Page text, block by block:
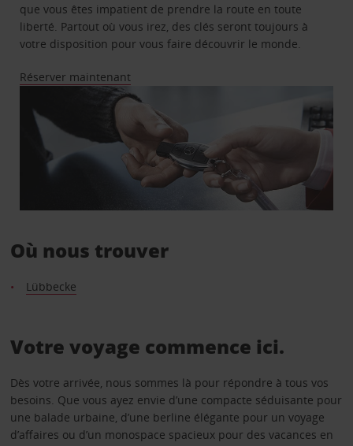
que vous êtes impatient de prendre la route en toute
liberté. Partout où vous irez, des clés seront toujours à
votre disposition pour vous faire découvrir le monde.
Réserver maintenant
Où nous trouver
Lübbecke
Votre voyage commence ici.
Dès votre arrivée, nous sommes là pour répondre à tous vos
besoins. Que vous ayez envie d’une compacte séduisante pour
une balade urbaine, d’une berline élégante pour un voyage
d’affaires ou d’un monospace spacieux pour des vacances en